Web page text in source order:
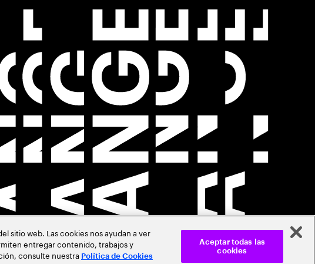
sitio web. Las cookies nos ayudan a ver
entregar contenido, trabajos y
consulte nuestra Política de Cookies
Aceptar todas las
cookies